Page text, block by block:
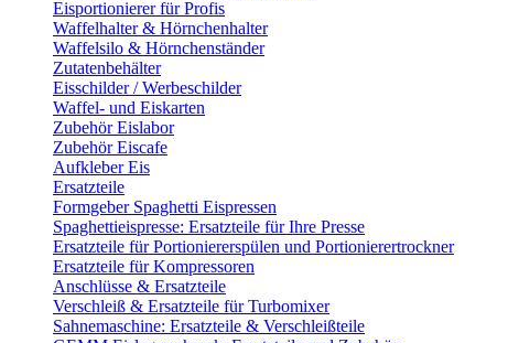
Eisportionierer für Profis
Waffelhalter & Hörnchenhalter
Waffelsilo & Hörnchenständer
Zutatenbehälter
Eisschilder / Werbeschilder
Waffel- und Eiskarten
Zubehör Eislabor
Zubehör Eiscafe
Aufkleber Eis
Ersatzteile
Formgeber Spaghetti Eispressen
Spaghettieispresse: Ersatzteile für Ihre Presse
Ersatzteile für Portioniererspülen und Portionierertrockner
Ersatzteile für Kompressoren
Anschlüsse & Ersatzteile
Verschleiß & Ersatzteile für Turbomixer
Sahnemaschine: Ersatzteile & Verschleißteile